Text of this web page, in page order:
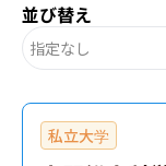
並び替え
指定なし
私立大学